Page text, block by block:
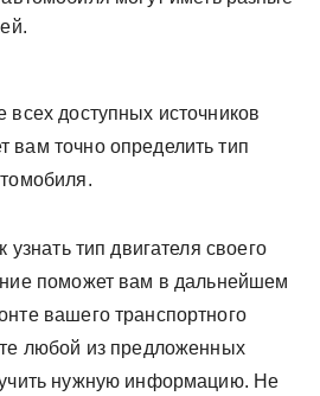
всех доступных источников
точно определить тип
узнать тип двигателя своего
поможет вам в дальнейшем
вашего транспортного
любой из предложенных
нужную информацию. Не